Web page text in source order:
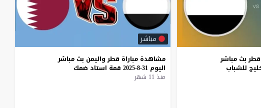
بث مباشر
للشباب
مباشر
مشاهدة مباراة قطر واليمن بث مباشر
اليوم 31-8-2025 قمة استاد ضمك
منذ 11 شهر